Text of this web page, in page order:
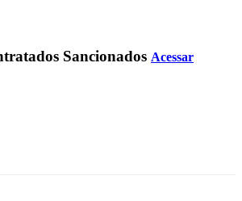
Sancionados Acessar